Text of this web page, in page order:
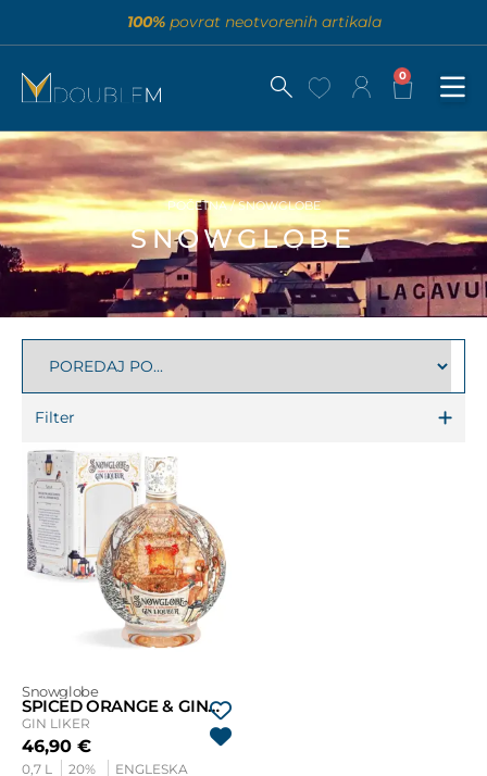
100% povrat neotvorenih artikala
0
POČETNA/ SNOWGLOBE
SNOWGLOBE
Filter
Snowglobe
SPICED ORANGE & GINGERBREAD
GIN LIKER
46,90 €
0,7 L 20% ENGLESKA